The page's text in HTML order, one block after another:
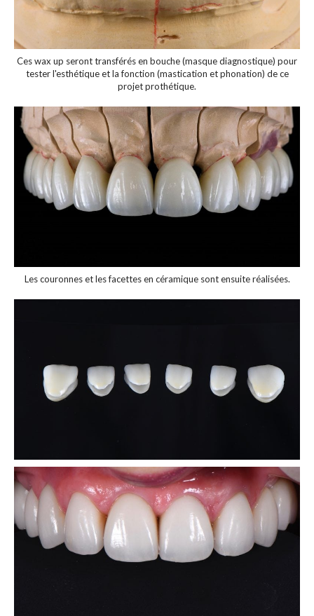
Ces wax up seront transférés en bouche (masque diagnostique) pour
tester l'esthétique et la fonction (mastication et phonation) de ce
projet prothétique.
Les couronnes et les facettes en céramique sont ensuite réalisées.